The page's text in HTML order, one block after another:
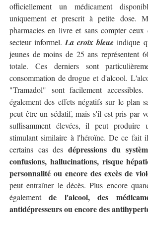
officiellement un médicament
uniquement et prescrit à petite dose.
pharmacies en livre et sans compter
secteur informel.La croix bleue indique
jeunes de moins de 25 ans représentent
totale. Ces derniers sont
consommation de drogue et d'alcool.
"Tramadol" sont facilement
également des effets négatifs sur le plan
peut être un sédatif, mais s'il est pris par
suffisamment élevées, il peut produire
stimulant similaire à l'héroïne. De ce fait
certains cas desdépressions du
confusions, hallucinations, risque
personnalité ou encore des excès de
peut entraîner le décès. Plus encore
égalementde l'alcool, des
antidépresseurs ou encore des